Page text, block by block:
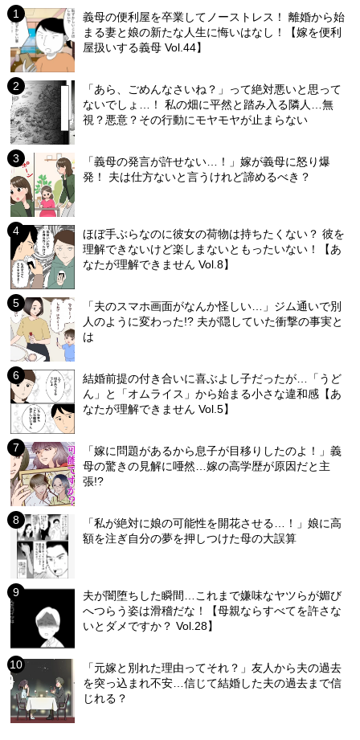
義母の便利屋を卒業してノーストレス！ 離婚から始
まる妻と娘の新たな人生に悔いはなし！【嫁を便利
屋扱いする義母 Vol.44】
「あら、ごめんなさいね？」って絶対悪いと思って
ないでしょ…！ 私の畑に平然と踏み入る隣人…無
視？悪意？その行動にモヤモヤが止まらない
「義母の発言が許せない…！」嫁が義母に怒り爆
発！ 夫は仕方ないと言うけれど諦めるべき？
ほぼ手ぶらなのに彼女の荷物は持ちたくない？ 彼を
理解できないけど楽しまないともったいない！【あ
なたが理解できません Vol.8】
「夫のスマホ画面がなんか怪しい…」ジム通いで別
人のように変わった!? 夫が隠していた衝撃の事実と
は
結婚前提の付き合いに喜ぶよし子だったが…「うど
ん」と「オムライス」から始まる小さな違和感【あ
なたが理解できません Vol.5】
「嫁に問題があるから息子が目移りしたのよ！」義
母の驚きの見解に唖然…嫁の高学歴が原因だと主
張!?
「私が絶対に娘の可能性を開花させる…！」娘に高
額を注ぎ自分の夢を押しつけた母の大誤算
夫が闇堕ちした瞬間…これまで嫌味なヤツらが媚び
へつらう姿は滑稽だな！【母親ならすべてを許さな
いとダメですか？ Vol.28】
「元嫁と別れた理由ってそれ？」友人から夫の過去
を突っ込まれ不安…信じて結婚した夫の過去まで信
じれる？